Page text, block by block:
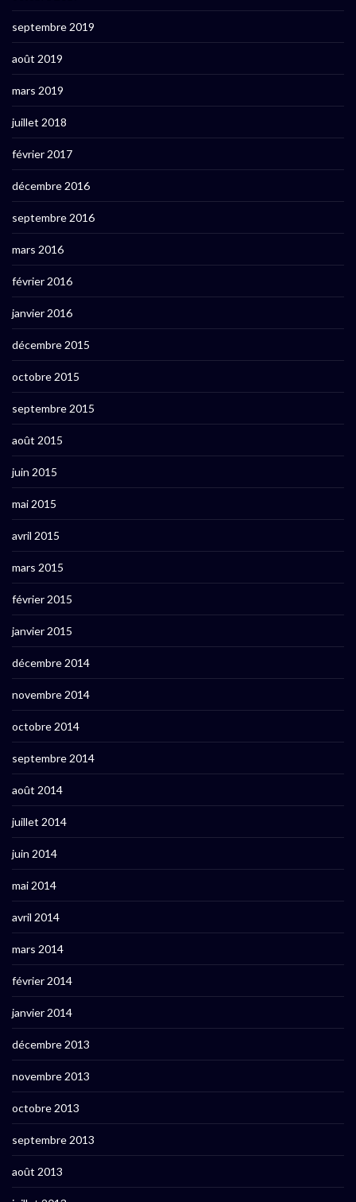
septembre 2019
août 2019
mars 2019
juillet 2018
février 2017
décembre 2016
septembre 2016
mars 2016
février 2016
janvier 2016
décembre 2015
octobre 2015
septembre 2015
août 2015
juin 2015
mai 2015
avril 2015
mars 2015
février 2015
janvier 2015
décembre 2014
novembre 2014
octobre 2014
septembre 2014
août 2014
juillet 2014
juin 2014
mai 2014
avril 2014
mars 2014
février 2014
janvier 2014
décembre 2013
novembre 2013
octobre 2013
septembre 2013
août 2013